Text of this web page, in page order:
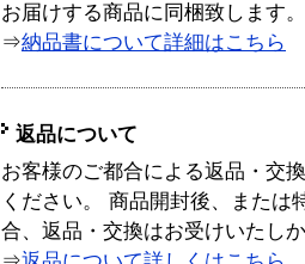
お届けする商品に同梱致します。
⇒納品書について詳細はこちら
返品について
お客様のご都合による返品・交
ください。 商品開封後、または
合、返品・交換はお受けいたし